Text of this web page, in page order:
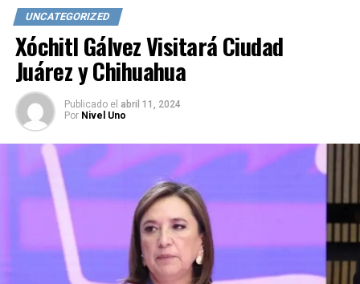
UNCATEGORIZED
Xóchitl Gálvez Visitará Ciudad
Juárez y Chihuahua
Publicado el abril 11, 2024
Por Nivel Uno